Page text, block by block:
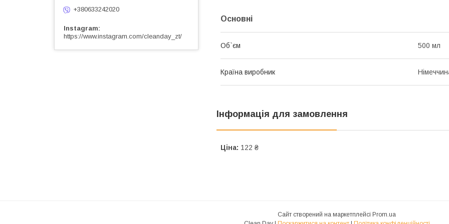
Основні
Об`єм 500 мл
Країна виробник
Інформація для замовлення
Ціна: 122 ₴
+380633242020
Instagram
https://www.instagram.com/cleanday_zt/
Сайт створений на маркетплейсі Prom.ua